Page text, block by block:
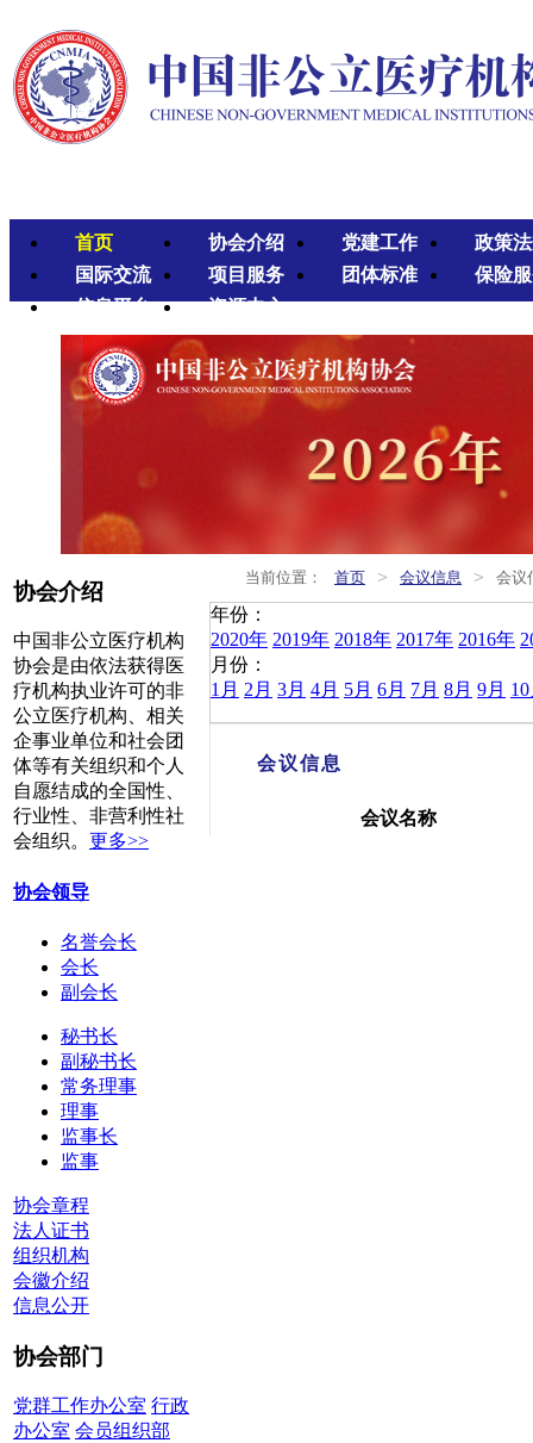
首页 协会介绍 党建工作
政策
国际交流
项目服务 团体标准
保险
信息平台
资源中心
协会介绍
中国非公立医疗机构
协会是由依法获得医
疗机构执业许可的非
公立医疗机构、相关
企事业单位和社会团
体等有关组织和个人
自愿结成的全国性、
行业性、非营利性社
会组织。 更多>>
协会领导
名誉会长
会长
副会长
秘书长
副秘书长
常务理事
理事
监事长
监事
协会章程
法人证书
组织机构
会徽介绍
信息公开
协会部门
党群工作办公室 行政
办公室 会员组织部
当前位置： 首页 > 会议信息 > 会议
年份：
2020年 2019年 2018年 2017年 2016年
月份：
1月 2月 3月 4月 5月 6月 7月 8月 9月
会议信息
会议名称